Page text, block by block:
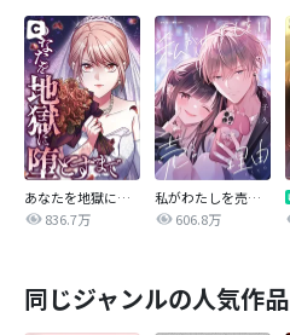
あなたを地獄に堕とすまで
836.7万
私がわたしを売る理由
606.8万
同じジャンルの人気作品